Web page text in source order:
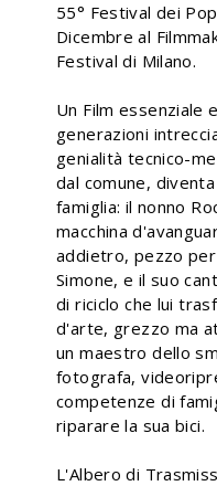
55° Festival dei
Dicembre al
Festival di Milano.
Un Film essenziale
generazioni
genialità tecnico-
dal comune,
famiglia: il nonno
macchina
addietro, pezzo
Simone, e il suo
di riciclo che lui
d'arte, grezzo ma
un maestro dello
fotografa,
competenze di
riparare la sua bici.
L'Albero di